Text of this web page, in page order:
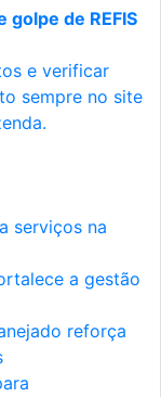
golpe de REFIS
e verificar
sempre no site
serviços na
a gestão
reforça